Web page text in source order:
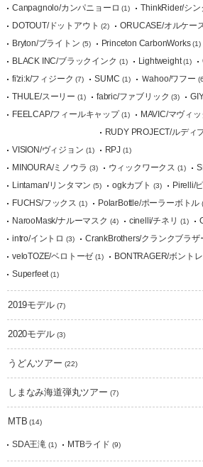
Canpagnolo/カンパニョーロ (1) ThinkRider/シン
DOTOUT/ドットアウト (2) ORUCASE/オルケー
Bryton/ブライトン (5) Princeton CarbonWorks(1)
BLACK INC/ブラックインク (1) Lightweight(1)
fi'zi:k/フィジーク (7) SUMC (1) Ｗahoo/ワフー
THULE/スーリー (1) fabric/ファブリック (3)
FEELCAP/フィールキャップ(1) MAVIC/マヴィッ
VISION/ヴィジョン (1)
RUDY PROJECT/ルディ
RPJ (1)
MINOURA/ミノウラ (3) ウィックワークス (1)
Lintaman/リンタマン (5) ogkカブト (3) Pirelli/
FUCHS/フックス (1) PolarBottle/ポーラーボトル
NarooMask/ナルーマスク (4) cinelli/チネリ (1)
intro/イントロ (3) CrankBrothers/クランクブラザ
veloTOZE/ベロトーゼ (1) BONTRAGER/ボント
Superfeet (1)
2019モデル(7)
2020モデル(3)
うどんツアー (22)
しまなみ海道弾丸ツアー (7)
MTB (14)
SDA王滝 (1) MTBライド (9)